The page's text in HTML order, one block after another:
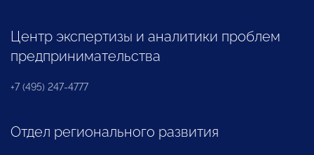
Центр экспертизы и аналитики проблем
предпринимательства
+7 (495) 247-4777
Отдел регионального развития